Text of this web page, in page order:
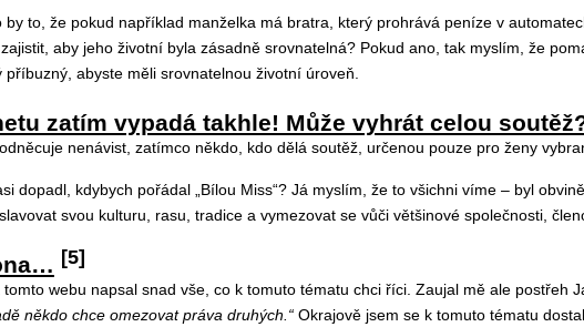
to, že pokud například manželka má bratra, který prohrává peníze v
aby jeho životní byla zásadně srovnatelná? Pokud ano, tak myslím, že
abyste měli srovnatelnou životní úroveň.
zatím vypadá takhle! Může vyhrát celou
nenávist, zatímco někdo, kdo dělá soutěž, určenou pouze pro ženy
dopadl, kdybych pořádal „Bílou Miss“? Já myslím, že to všichni víme – byl
svou kulturu, rasu, tradice a vymezovat se vůči většinové společnosti,
[5]
webu napsal snad vše, co k tomuto tématu chci říci. Zaujal mě ale postřeh
někdo chce omezovat práva druhých.“Okrajově jsem se k tomuto tématu